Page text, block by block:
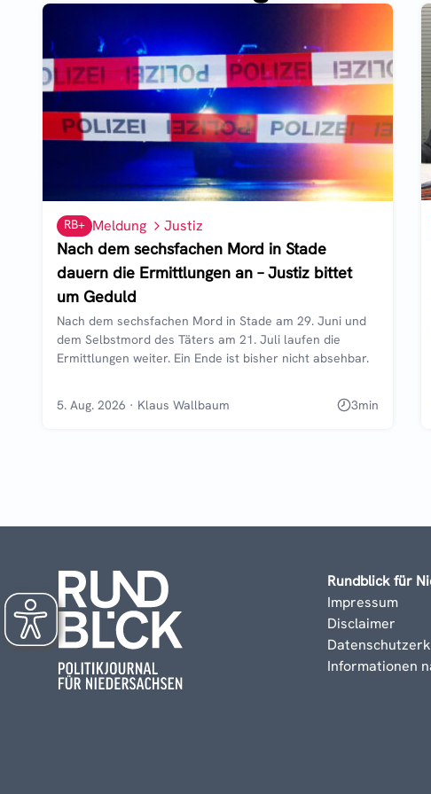
RB+ Meldung Justiz
Nach dem sechsfachen Mord in Stade
dauern die Ermittlungen an – Justiz bittet
um Geduld
Nach dem sechsfachen Mord in Stade am 29. Juni und
dem Selbstmord des Täters am 21. Juli laufen die
Ermittlungen weiter. Ein Ende ist bisher nicht absehbar.
5. Aug. 2026 · Klaus Wallbaum 3min
Rundblick für
Impressum
Disclaimer
Informationen